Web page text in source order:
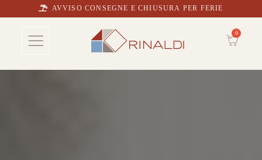
AVVISO CONSEGNE E CHIUSURA PER FERIE